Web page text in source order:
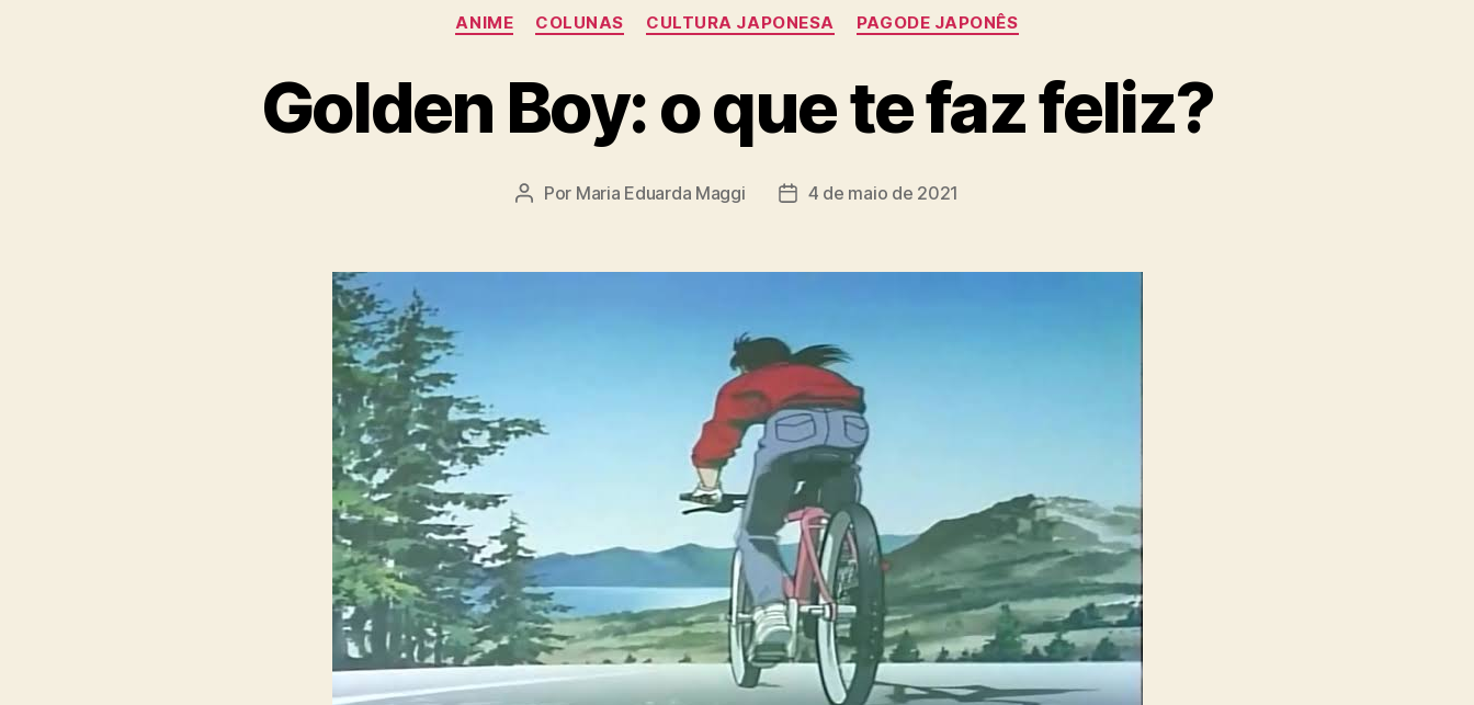
Categorias
ANIME COLUNAS CULTURA JAPONESA PAGODE JAPONÊS
Golden Boy: o que te faz feliz?
Autor
Por Maria Eduarda Maggi
Data4 de maio de 2021